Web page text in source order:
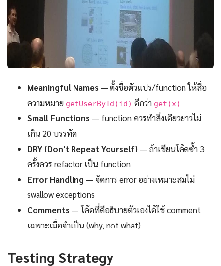
Meaningful Names — ตั้งชื่อตัวแปร/function ให้สื่อ
ความหมาย getUserById(id) ดีกว่า get(x)
Small Functions — function ควรทำสิ่งเดียวยาวไม่
เกิน 20 บรรทัด
DRY (Don't Repeat Yourself) — ถ้าเขียนโค้ดซ้ำ 3
ครั้งควร refactor เป็น function
Error Handling — จัดการ error อย่างเหมาะสมไม่
swallow exceptions
Comments — โค้ดที่ดีอธิบายตัวเองได้ใช้ comment
เฉพาะเมื่อจำเป็น (why, not what)
Testing Strategy